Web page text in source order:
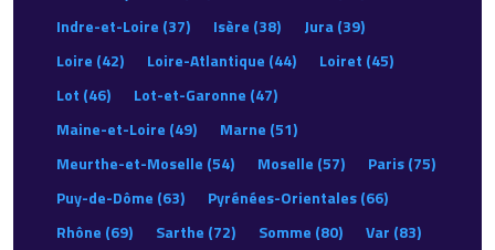
Indre-et-Loire (37)
Isère (38)
Jura (39)
Loire (42)
Loire-Atlantique (44)
Loiret (45)
Lot (46)
Lot-et-Garonne (47)
Maine-et-Loire (49)
Marne (51)
Meurthe-et-Moselle (54)
Moselle (57)
Paris (75)
Puy-de-Dôme (63)
Pyrénées-Orientales (66)
Rhône (69)
Sarthe (72) Somme (80)
Var (83)